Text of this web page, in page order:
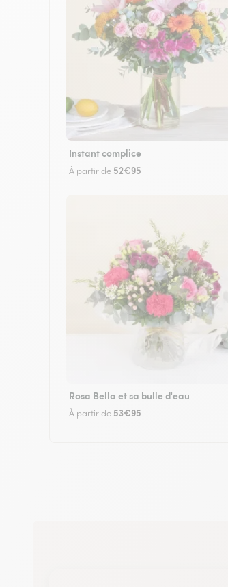
Instant complice
À partir de 52€95
Rosa Bella et sa bulle d'eau
À partir de 53€95